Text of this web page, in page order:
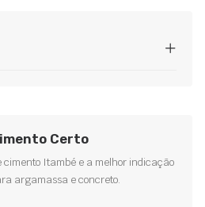
Certo
cimento Itambé e a melhor indicação
argamassa e concreto.